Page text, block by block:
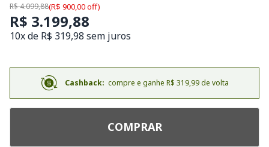
R$ 4.099,88(R$ 900,00 off)
R$ 3.199,88
10x de R$ 319,98 sem juros
Cashback: compre e ganhe R$ 319,99 de volta
COMPRAR